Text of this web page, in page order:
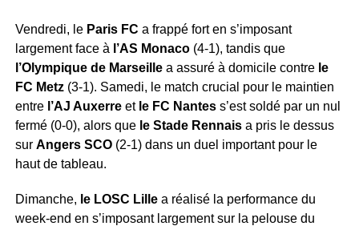
Vendredi, le Paris FC a frappé fort en s’imposant
largement face à l’AS Monaco(4-1), tandis que
l’Olympique de Marseillea assuré à domicile contre le
FC Metz(3-1). Samedi, le match crucial pour le maintien
entre l’AJ Auxerreet le FC Nantess’est soldé par un nul
fermé (0-0), alors que le Stade Rennaisa pris le dessus
sur Angers SCO(2-1) dans un duel important pour le
haut de tableau.
Dimanche, le LOSC Lillea réalisé la performance du
week-end en s’imposant largement sur la pelouse du